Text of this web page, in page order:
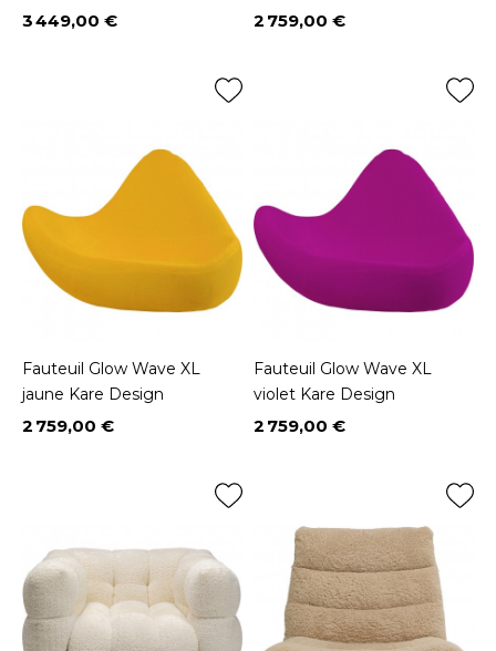
Prix
3 449,00 € Prix
2 759,00 €
Fauteuil Glow Wave XL
jaune Kare Design
Prix
2 759,00 €
Fauteuil Glow Wave XL
violet Kare Design
Prix
2 759,00 €